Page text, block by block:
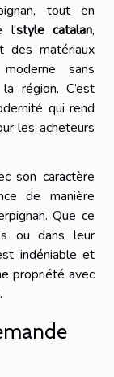
tout en
l’style catalan,
des matériaux
sans
région. C’est
qui rend
les acheteurs
son caractère
de manière
Que ce
ou dans leur
indéniable et
propriété avec